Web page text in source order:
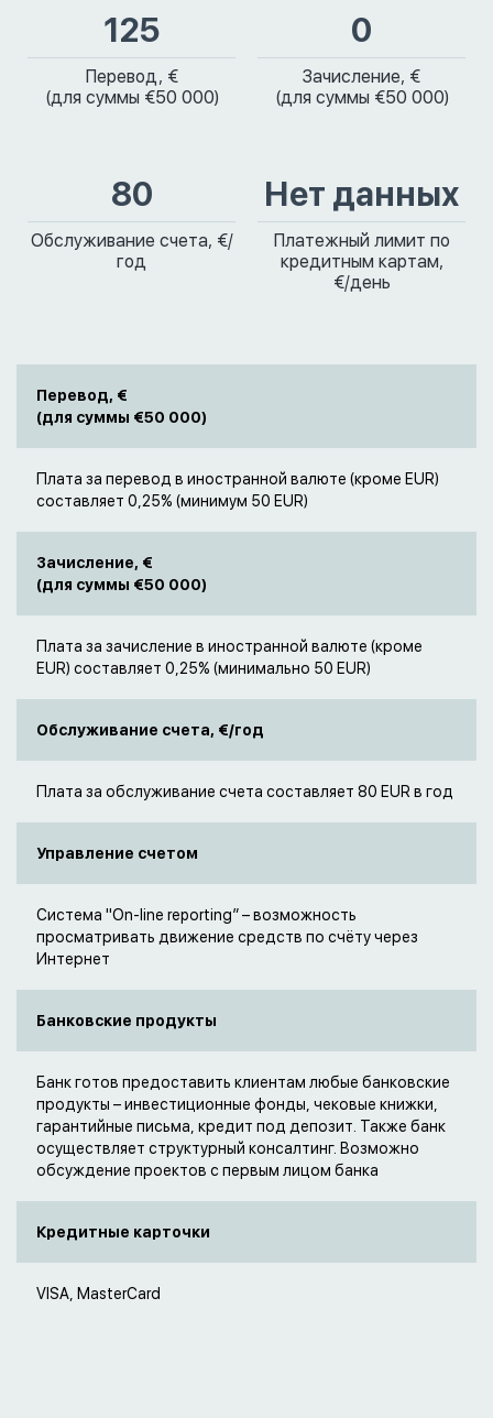
125
Перевод, €
(для суммы €50 000)
0
Зачисление, €
(для суммы €50 000)
80
Обслуживание счета, €/
год
Нет данных
Платежный лимит по
кредитным картам,
€/день
Перевод, €
(для суммы €50 000)
Плата за перевод в иностранной валюте (кроме EUR)
составляет 0,25% (минимум 50 EUR)
Зачисление, €
(для суммы €50 000)
Плата за зачисление в иностранной валюте (кроме
EUR) составляет 0,25% (минимально 50 EUR)
Обслуживание счета, €/год
Плата за обслуживание счета составляет 80 EUR в год
Управление счетом
Система "On-line reporting” – возможность
просматривать движение средств по счёту через
Интернет
Банковские продукты
Банк готов предоставить клиентам любые банковские
продукты – инвестиционные фонды, чековые книжки,
гарантийные письма, кредит под депозит. Также банк
осуществляет структурный консалтинг. Возможно
обсуждение проектов с первым лицом банка
Кредитные карточки
VISA, MasterCard